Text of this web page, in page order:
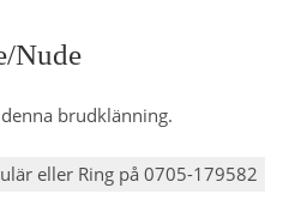
nude
brudklänning.
eller Ring på 0705-179582